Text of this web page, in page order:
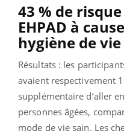
43 % de
EHPAD à
hygiène de vie
Résultats : les
avaient respectivement
supplémentaire d’aller
personnes âgées,
mode de vie sain. Les